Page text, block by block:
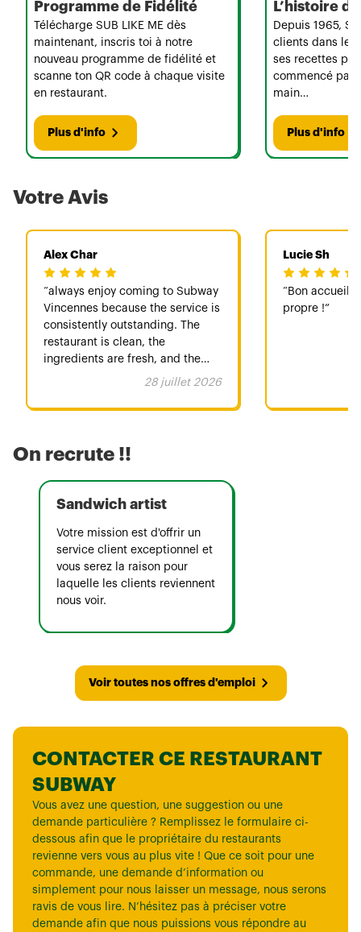
Programme de Fidélité
Télécharge SUB LIKE ME dès
maintenant, inscris toi à notre
nouveau programme de fidélité et
scanne ton QR code à chaque visite
en restaurant.
Plus d'info
L’histoire
Depuis 1965,
clients dans le
ses recettes
commencé par
main…
Plus d'info
Votre Avis
Alex Char
28 juillet 2026
always enjoy coming to Subway
Vincennes because the service is
consistently outstanding. The
restaurant is clean, the
ingredients are fresh, and the
team always makes you feel
Avichay and Marcella. They
are friendly, professional,
attentive, and always take the
care. Their positive attitude and
genuine kindness make every
visit a great experience.
Excellent food, fast service, and
an amazing team. I highly
recommend Subway Vincennes,
Marcella for making every visit
Lucie Sh
Bon accueil
propre !
On recrute !!
Sandwich artist
Votre mission est d'offrir un
service client exceptionnel et
vous serez la raison pour
laquelle les clients reviennent
nous voir.
Voir toutes nos offres d'emploi
CONTACTER CE RESTAURANT
SUBWAY
Vous avez une question, une suggestion ou une
demande particulière ? Remplissez le formulaire ci-
dessous afin que le propriétaire du restaurants
revienne vers vous au plus vite ! Que ce soit pour une
commande, une demande d’information ou
simplement pour nous laisser un message, nous serons
ravis de vous lire. N’hésitez pas à préciser votre
demande afin que nous puissions vous répondre au